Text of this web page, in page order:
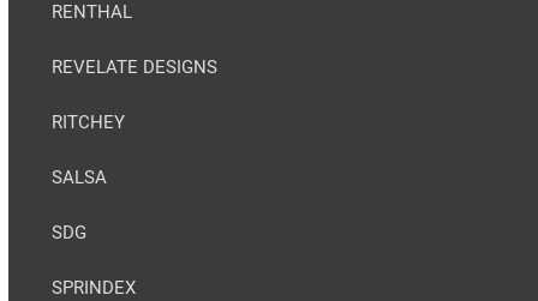
RENTHAL
REVELATE DESIGNS
RITCHEY
SALSA
SDG
SPRINDEX